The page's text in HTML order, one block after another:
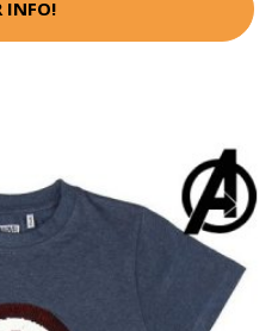
INFO!